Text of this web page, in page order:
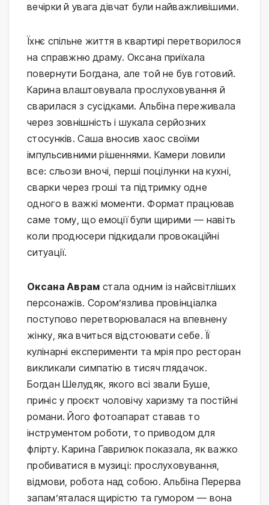
вечірки й увага дівчат були найважливішими.
Їхнє спільне життя в квартирі перетворилося
на справжню драму. Оксана приїхала
повернути Богдана, але той не був готовий.
Карина влаштовувала прослуховування й
сварилася з сусідками. Альбіна переживала
через зовнішність і шукала серйозних
стосунків. Саша вносив хаос своїми
імпульсивними рішеннями. Камери ловили
все: сльози вночі, перші поцілунки на кухні,
сварки через гроші та підтримку одне
одного в важкі моменти. Формат працював
саме тому, що емоції були щирими — навіть
коли продюсери підкидали провокаційні
ситуації.
Оксана Аврам стала одним із найсвітліших
персонажів. Сором’язлива провінціалка
поступово перетворювалася на впевнену
жінку, яка вчиться відстоювати себе. Її
кулінарні експерименти та мрія про ресторан
викликали симпатію в тисяч глядачок.
Богдан Шелудяк, якого всі звали Буше,
приніс у проєкт чоловічу харизму та постійні
романи. Його фотоапарат ставав то
інструментом роботи, то приводом для
флірту. Карина Гаврилюк показала, як важко
пробиватися в музиці: прослуховування,
відмови, робота над собою. Альбіна Перерва
запам’яталася щирістю та гумором — вона